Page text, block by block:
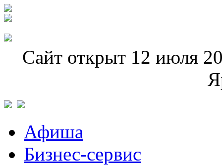
Сайт открыт 12 июля
Афиша
Бизнес-сервис